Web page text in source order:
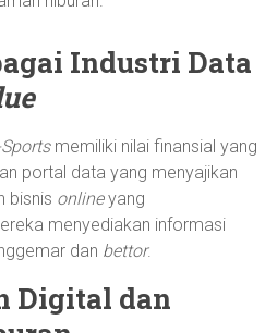
Industri Data
memiliki nilai finansial yang
portal data yang menyajikan
bisnis onlineyang
menyediakan informasi
dan bettor.
Digital dan